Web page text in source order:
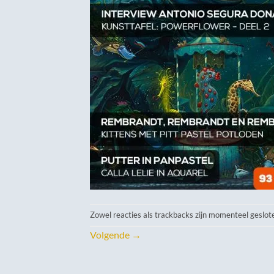
Zowel reacties als trackbacks zijn momenteel
Volgende →